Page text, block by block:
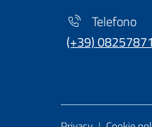
Telefono
(+39)